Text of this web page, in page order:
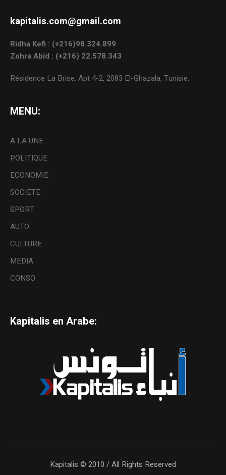
kapitalis.com@gmail.com
Ridha Kefi : (+216)98.324.899
Zohra Abid : (+216) 22.578.343
Résidence La Brise, Apt 4-2, 2083 El-Ghazala, Tunisie.
MENU:
A LA UNE
POLITIQUE
ECONOMIE
SOCIETE
SPORT
AUTO
CULTURE
MEDIA
CONSO
Kapitalis en Arabe:
Kapitalis © 2010 / All Rights Reserved